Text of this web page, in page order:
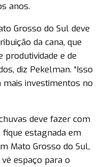
anos.
Grosso do Sul deve
da cana, que
e de
diz Pekelman. “Isso
mais investimentos no
deve fazer com
fique estagnada em
Mato Grosso do Sul,
espaço para o